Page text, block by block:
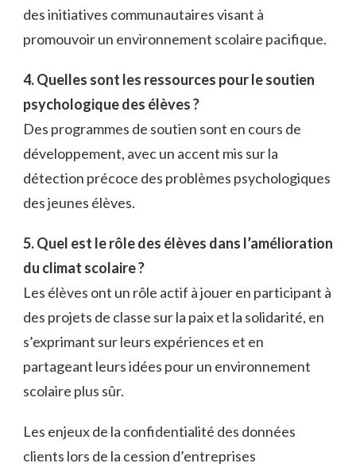
des initiatives communautaires visant à
promouvoir un environnement scolaire pacifique.
4. Quelles sont les ressources pour le soutien
psychologique des élèves ?
Des programmes de soutien sont en cours de
développement, avec un accent mis sur la
détection précoce des problèmes psychologiques
des jeunes élèves.
5. Quel est le rôle des élèves dans l’amélioration
du climat scolaire ?
Les élèves ont un rôle actif à jouer en participant à
des projets de classe sur la paix et la solidarité, en
s’exprimant sur leurs expériences et en
partageant leurs idées pour un environnement
scolaire plus sûr.
Les enjeux de la confidentialité des données
clients lors de la cession d’entreprises